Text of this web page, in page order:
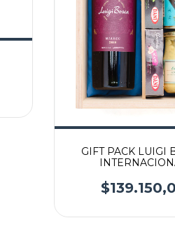
GIFT PACK LUIGI